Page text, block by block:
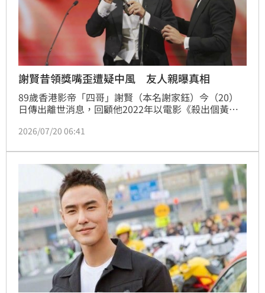
謝賢昔領獎嘴歪遭疑中風 友人親曝真相
89歲香港影帝「四哥」謝賢（本名謝家鈺）今（20）
日傳出離世消息，回顧他2022年以電影《殺出個黃
帝；不過上台領獎時，因為步伐略顯蹣跚、臉部有些歪
2026/07/20 06:41